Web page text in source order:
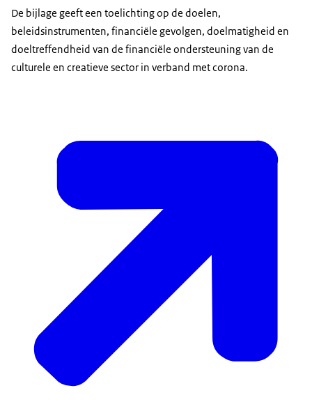
De bijlage geeft een toelichting op de doelen,
beleidsinstrumenten, financiële gevolgen, doelmatigheid en
doeltreffendheid van de financiële ondersteuning van de
culturele en creatieve sector in verband met corona.